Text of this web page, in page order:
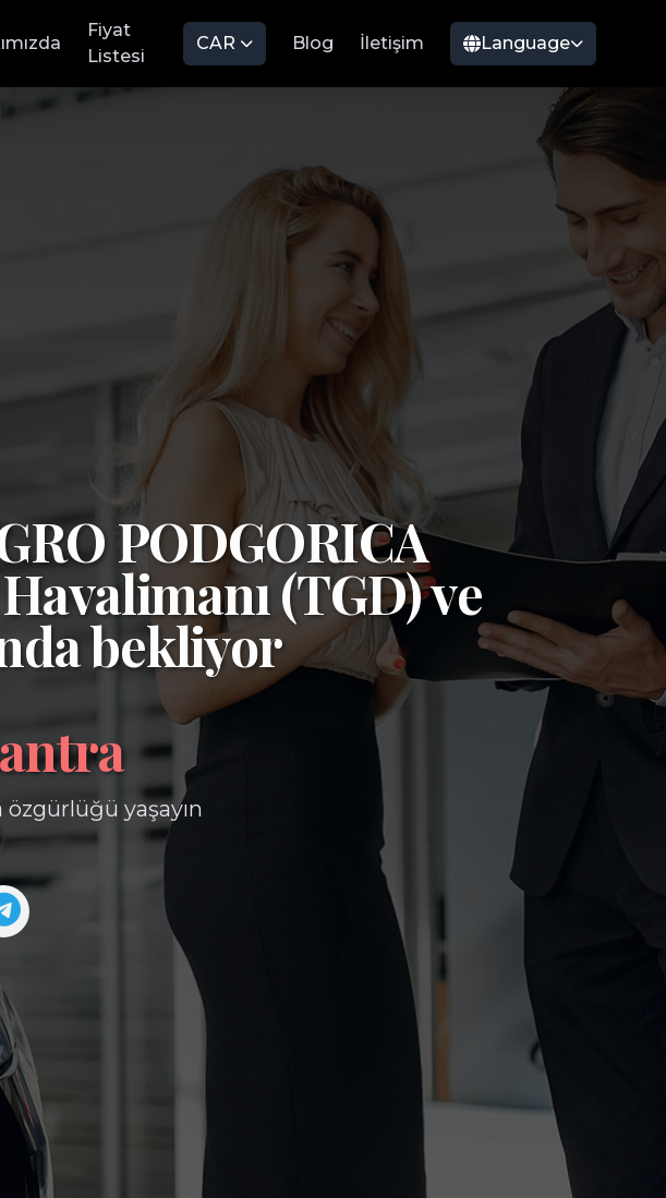
Fiyat
Listesi
CAR Blog İletişim Language
PODGORICA
(TGD)ve
bekliyor
yaşayın